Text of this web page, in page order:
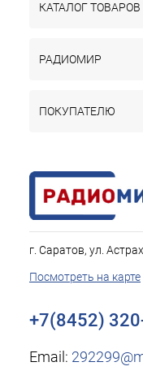
КАТАЛОГ ТОВАРОВ
РАДИОМИР
ПОКУПАТЕЛЮ
г. Саратов, ул.
Посмотреть на карте
+7(8452)
Email: